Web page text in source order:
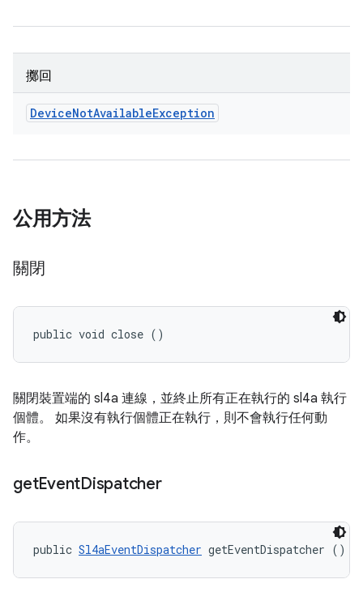
擲回
DeviceNotAvailableException
公用方法
關閉
public void close ()
關閉裝置端的 sl4a 連線，並終止所有正在執行的 sl4a 執行
個體。 如果沒有執行個體正在執行，則不會執行任何動
作。
getEventDispatcher
public Sl4aEventDispatcher getEventDispatcher ()